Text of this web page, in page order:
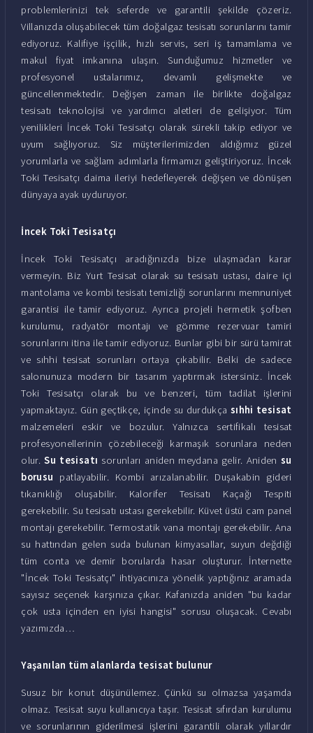
problemlerinizi tek seferde ve garantili şekilde çözeriz.
Villanızda oluşabilecek tüm doğalgaz tesisatı sorunlarını tamir
ediyoruz. Kalifiye işçilik, hızlı servis, seri iş tamamlama ve
makul fiyat imkanına ulaşın. Sunduğumuz hizmetler ve
profesyonel ustalarımız, devamlı gelişmekte ve
güncellenmektedir. Değişen zaman ile birlikte doğalgaz
tesisatı teknolojisi ve yardımcı aletleri de gelişiyor. Tüm
yenilikleri İncek Toki Tesisatçı olarak sürekli takip ediyor ve
uyum sağlıyoruz. Siz müşterilerimizden aldığımız güzel
yorumlarla ve sağlam adımlarla firmamızı geliştiriyoruz. İncek
Toki Tesisatçı daima ileriyi hedefleyerek değişen ve dönüşen
dünyaya ayak uyduruyor.
İncek Toki Tesisatçı
İncek Toki Tesisatçı aradığınızda bize ulaşmadan karar
vermeyin. Biz Yurt Tesisat olarak su tesisatı ustası, daire içi
mantolama ve kombi tesisatı temizliği sorunlarını memnuniyet
garantisi ile tamir ediyoruz. Ayrıca projeli hermetik şofben
kurulumu, radyatör montajı ve gömme rezervuar tamiri
sorunlarını itina ile tamir ediyoruz. Bunlar gibi bir sürü tamirat
ve sıhhi tesisat sorunları ortaya çıkabilir. Belki de sadece
salonunuza modern bir tasarım yaptırmak istersiniz. İncek
Toki Tesisatçı olarak bu ve benzeri, tüm tadilat işlerini
yapmaktayız. Gün geçtikçe, içinde su durdukça sıhhi tesisat
malzemeleri eskir ve bozulur. Yalnızca sertifikalı tesisat
profesyonellerinin çözebileceği karmaşık sorunlara neden
olur.Su tesisatı sorunları aniden meydana gelir. Aniden su
borusu patlayabilir. Kombi arızalanabilir. Duşakabin gideri
tıkanıklığı oluşabilir. Kalorifer Tesisatı Kaçağı Tespiti
gerekebilir. Su tesisatı ustası gerekebilir. Küvet üstü cam panel
montajı gerekebilir. Termostatik vana montajı gerekebilir. Ana
su hattından gelen suda bulunan kimyasallar, suyun değdiği
tüm conta ve demir borularda hasar oluşturur. İnternette
"İncek Toki Tesisatçı" ihtiyacınıza yönelik yaptığınız aramada
sayısız seçenek karşınıza çıkar. Kafanızda aniden "bu kadar
çok usta içinden en iyisi hangisi" sorusu oluşacak. Cevabı
yazımızda…
Yaşanılan tüm alanlarda tesisat bulunur
Susuz bir konut düşünülemez. Çünkü su olmazsa yaşamda
olmaz. Tesisat suyu kullanıcıya taşır. Tesisat sıfırdan kurulumu
ve sorunlarının giderilmesi işlerini garantili olarak yıllardır